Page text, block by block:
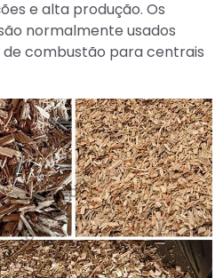
e alta produção. Os
normalmente usados
combustão para centrais